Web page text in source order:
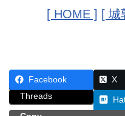
[ HOME ] [ 城
Facebook X
Threads